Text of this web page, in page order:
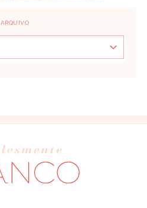
ARQUIVO